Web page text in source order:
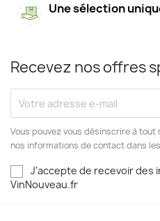
Une sélection
Recevez nos offres
Vous pouvez vous désinscrire à
nos informations de contact dans
J’accepte de recevoir des
VinNouveau.fr